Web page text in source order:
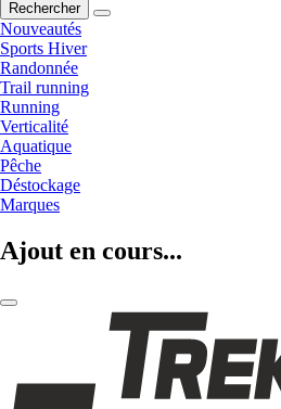
Rechercher
Nouveautés
Sports Hiver
Randonnée
Trail running
Running
Verticalité
Aquatique
Pêche
Déstockage
Marques
Ajout en cours...